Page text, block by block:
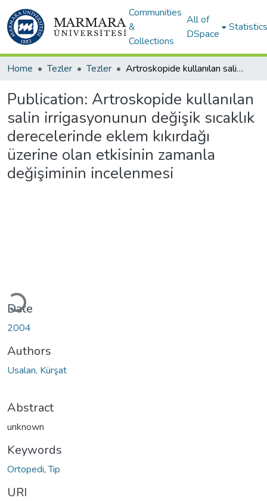
Communities
&
Collections
All of
DSpace
Statistics
Home Tezler Tezler Artroskopide kullanılan salin irrigasyonunun değişik sıcaklık derecelerinde eklem kıkırdağı üzerine olan etkisinin zamanla değişiminin incelenmesi
Publication: Artroskopide kullanılan
salin irrigasyonunun değişik sıcaklık
derecelerinde eklem kıkırdağı
üzerine olan etkisinin zamanla
değişiminin incelenmesi
Date
2004
Authors
Usalan, Kürşat
Abstract
unknown
Keywords
Ortopedi,Tıp
URI